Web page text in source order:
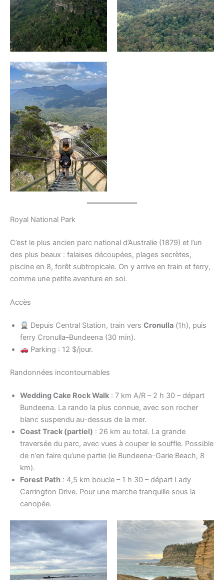
Royal National Park
C’est le plus ancien parc national d’Australie (1879) et l’un
des plus beaux : falaises découpées, plages secrètes,
piscine en 8, forêt subtropicale. On y arrive en train et ferry,
comme une petite aventure en soi.
Accès
Depuis Central Station, train vers Cronulla(1h), puis
ferry Cronulla–Bundeena (30 min).
Parking : 12 $/jour.
Randonnées incontournables
Wedding Cake Rock Walk : 7 km A/R – 2 h 30 – départ
Bundeena. La rando la plus connue, avec son rocher
blanc suspendu au-dessus de la mer.
Coast Track (partiel) : 26 km au total. La grande
traversée du parc, avec vues à couper le souffle. Possible
de n’en faire qu’une partie (ie Bundeena–Garie Beach, 8
km).
Forest Path : 4,5 km boucle – 1 h 30 – départ Lady
Carrington Drive. Pour une marche tranquille sous la
canopée.